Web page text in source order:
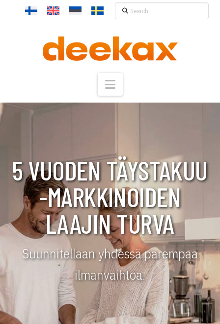
Search
Navigation
5 VUODEN TÄYSTAKUU
-MARKKINOIDEN
LAAJIN TURVA
Suunnitellaan yhdessä parempaa
ilmanvaihtoa.